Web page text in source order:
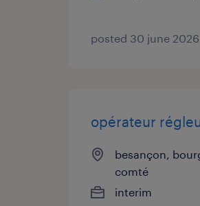
posted 30 june 2026
opérateur
besançon,
comté
interim